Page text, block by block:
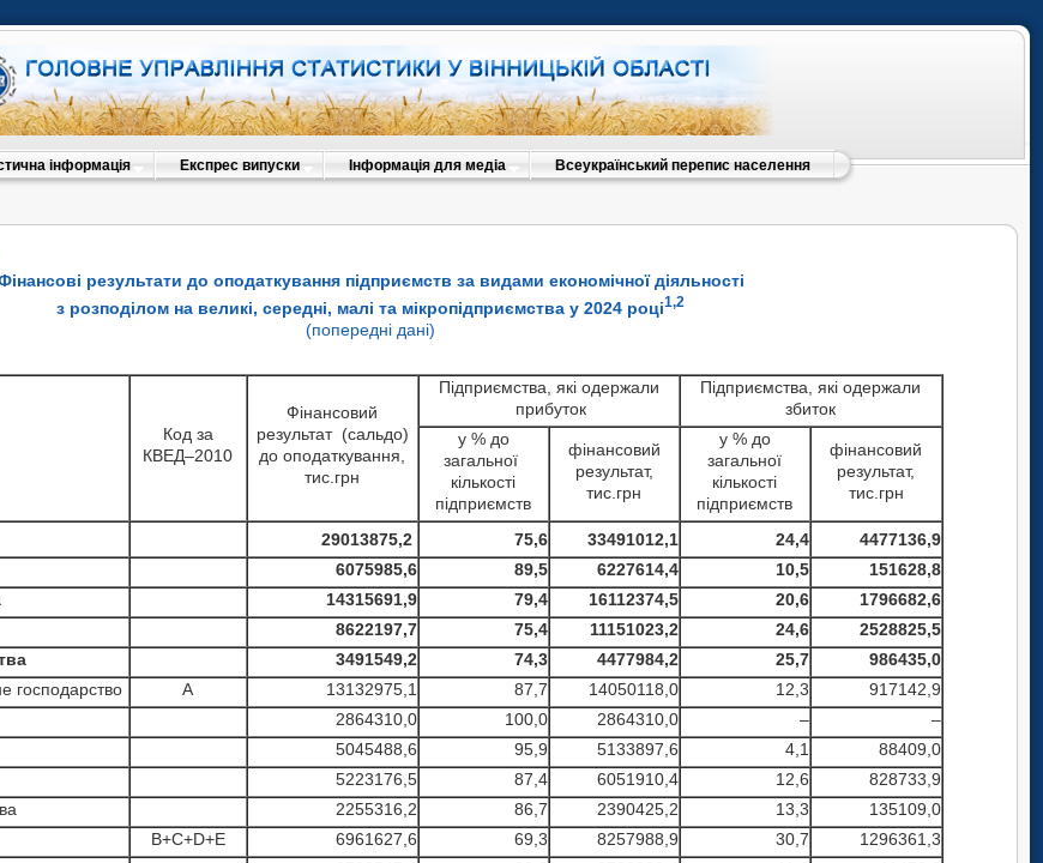
інформація Експрес випуски Інформація для медіа Всеукраїнський перепис населення
результати до оподаткування підприємств за видами економічної діяльності
з розподілом на великі, середні, малі та мікропідприємства у 2024 році1,2
(попередні дані)
Код за
КВЕД–2010
Фінансовий
результат (сальдо)
до оподаткування,
тис.грн
Підприємства, які одержали
прибуток
Підприємства, які одержали
збиток
у % до
загальної
кількості
підприємств
фінансовий
результат,
тис.грн
у % до
загальної
кількості
підприємств
фінансовий
результат,
тис.грн
29013875,2 75,6 33491012,1 24,4
4477136,9
6075985,6 89,5 6227614,4 10,5
151628,8
14315691,9 79,4 16112374,5 20,6
1796682,6
8622197,7 75,4 11151023,2 24,6
2528825,5
3491549,2 74,3 4477984,2 25,7
986435,0
господарство
A 13132975,1 87,7 14050118,0 12,3
917142,9
2864310,0 100,0 2864310,0 –
–
5045488,6 95,9 5133897,6 4,1
88409,0
5223176,5 87,4 6051910,4 12,6
828733,9
2255316,2 86,7 2390425,2 13,3
135109,0
B+C+D+E 6961627,6 69,3 8257988,9 30,7
1296361,3